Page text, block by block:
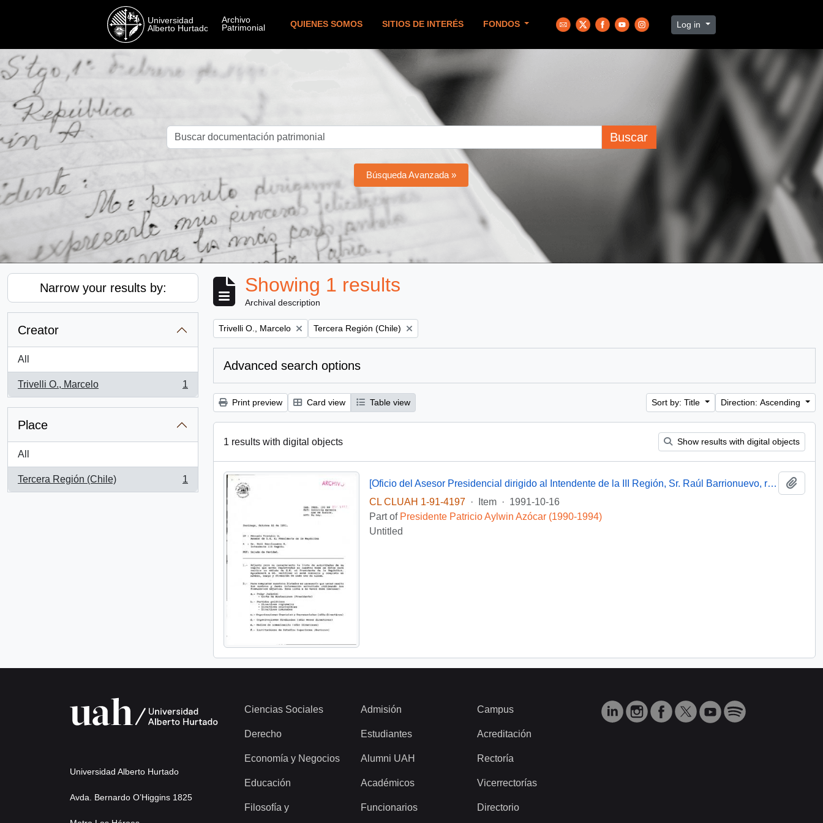
QUIENES SOMOS SITIOS DE INTERÉS FONDOS Log in
Buscar
Búsqueda Avanzada »
Narrow your results by:
Creator
All
Trivelli O., Marcelo
, 1 results
1
Place
All
Tercera Región (Chile)
, 1 results
1
Showing 1 results
Archival description
Remove filter:
Trivelli O., Marcelo Remove filter:
Tercera Región (Chile)
Advanced search options
Print preview Card view Table view Sort by: Title Direction: Ascending
1 results with digital objects Show results with digital objects
[Oficio del Asesor Presidencial dirigido al Intendente de la III Región, Sr. Raúl Barrionuevo, referente a saludo de Navidad]
CL CLUAH 1-91-4197
· Item · 1991-10-16
Part of Presidente Patricio Aylwin Azócar (1990-1994)
Untitled
Universidad Alberto Hurtado
Avda. Bernardo O’Higgins 1825
Ciencias Sociales
Derecho
Economía y Negocios
Educación
Filosofía y
Admisión
Estudiantes
Alumni UAH
Académicos
Funcionarios
Campus
Acreditación
Rectoría
Vicerrectorías
Directorio